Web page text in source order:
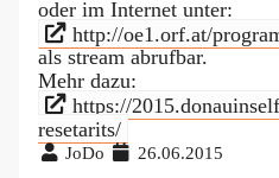
oder im Internet unter:
http://oe1.orf.at/
als stream abrufbar.
Mehr dazu:
https://
resetarits/
JoDo 26.06.2015